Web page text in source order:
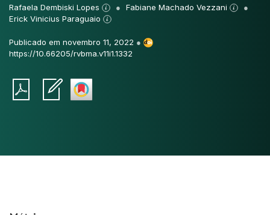
Rafaela Dembiski Lopes
Fabiane Machado Vezzani
Erick Vinicius Paraguaio
Publicado em novembro 11, 2022 ●
https://10.66205/rvbma.v11i1.1332